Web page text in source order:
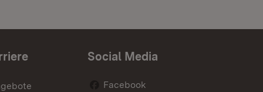
Social Media
Facebook